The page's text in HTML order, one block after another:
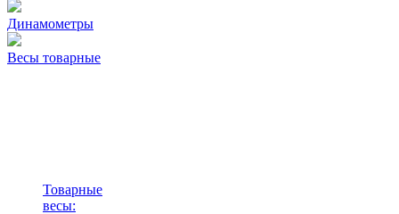
Динамометры
Весы товарные
Товарные
весы: